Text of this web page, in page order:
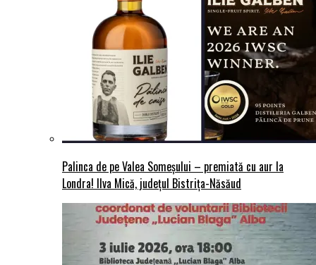
Palinca de pe Valea Someșului – premiată cu aur la
Londra! Ilva Mică, județul Bistrița-Năsăud